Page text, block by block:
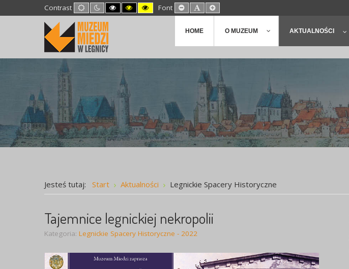
Contrast Default
mode
Night
mode
High
Contrast
High
Contrast
High
Contrast
Font Set
Smaller
Set
Default
Set
Larger
HOME O MUZEUM AKTUALNOŚCI
Jesteś tutaj: Start Aktualności Legnickie Spacery Historyczne
Tajemnice legnickiej nekropolii
Kategoria: Legnickie Spacery Historyczne - 2022